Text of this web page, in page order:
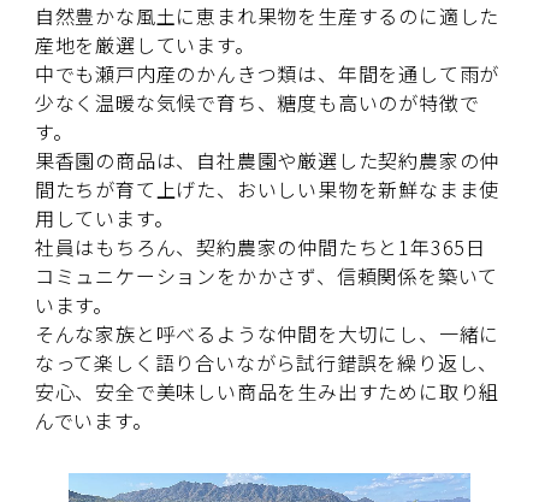
自然豊かな風土に恵まれ果物を生産するのに適した
産地を厳選しています。
中でも瀬戸内産のかんきつ類は、年間を通して雨が
少なく温暖な気候で育ち、糖度も高いのが特徴で
す。
果香園の商品は、自社農園や厳選した契約農家の仲
間たちが育て上げた、おいしい果物を新鮮なまま使
用しています。
社員はもちろん、契約農家の仲間たちと1年365日
コミュニケーションをかかさず、信頼関係を築いて
います。
そんな家族と呼べるような仲間を大切にし、一緒に
なって楽しく語り合いながら試行錯誤を繰り返し、
安心、安全で美味しい商品を生み出すために取り組
んでいます。